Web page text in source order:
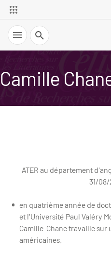
Recherche
Camille
ATER au département
31/08/
en quatrième année de
et l'Université Paul Valéry
Camille Chane travaille sur
américaines.